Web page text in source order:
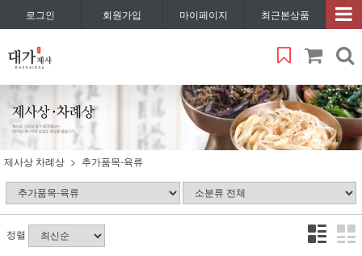
로그인 회원가입 마이페이지 최근본상품
제사상 차례상 추가품목-육류
정렬